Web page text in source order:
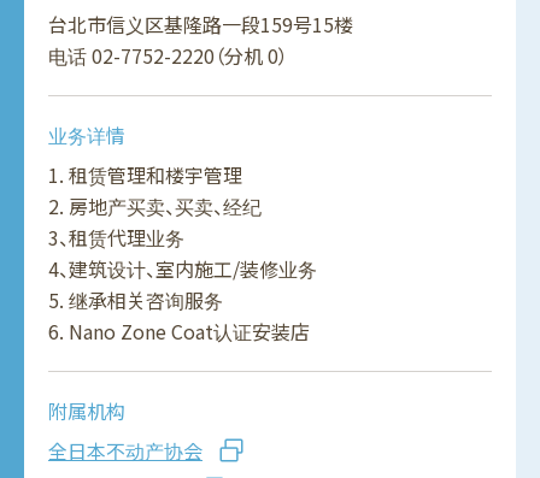
台北市信义区基隆路一段159号15楼
电话02-7752-2220 （分机 0）
业务详情
1. 租赁管理和楼宇管理
2. 房地产买卖、买卖、经纪
3、租赁代理业务
4、建筑设计、室内施工/装修业务
5. 继承相关咨询服务
6. Nano Zone Coat认证安装店
附属机构
全日本不动产协会